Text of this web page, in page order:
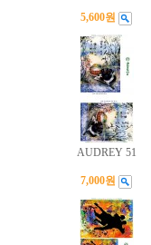
5,600원
AUDREY 51
7,000원